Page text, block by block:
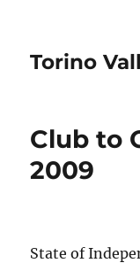
Torino
Club to
2009
State of